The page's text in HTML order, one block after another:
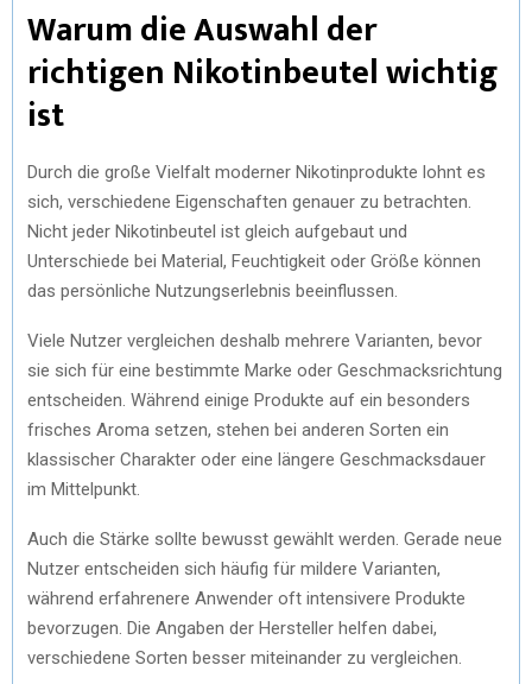
Warum die Auswahl der
richtigen Nikotinbeutel wichtig
ist
Durch die große Vielfalt moderner Nikotinprodukte lohnt es
sich, verschiedene Eigenschaften genauer zu betrachten.
Nicht jeder Nikotinbeutel ist gleich aufgebaut und
Unterschiede bei Material, Feuchtigkeit oder Größe können
das persönliche Nutzungserlebnis beeinflussen.
Viele Nutzer vergleichen deshalb mehrere Varianten, bevor
sie sich für eine bestimmte Marke oder Geschmacksrichtung
entscheiden. Während einige Produkte auf ein besonders
frisches Aroma setzen, stehen bei anderen Sorten ein
klassischer Charakter oder eine längere Geschmacksdauer
im Mittelpunkt.
Auch die Stärke sollte bewusst gewählt werden. Gerade neue
Nutzer entscheiden sich häufig für mildere Varianten,
während erfahrenere Anwender oft intensivere Produkte
bevorzugen. Die Angaben der Hersteller helfen dabei,
verschiedene Sorten besser miteinander zu vergleichen.